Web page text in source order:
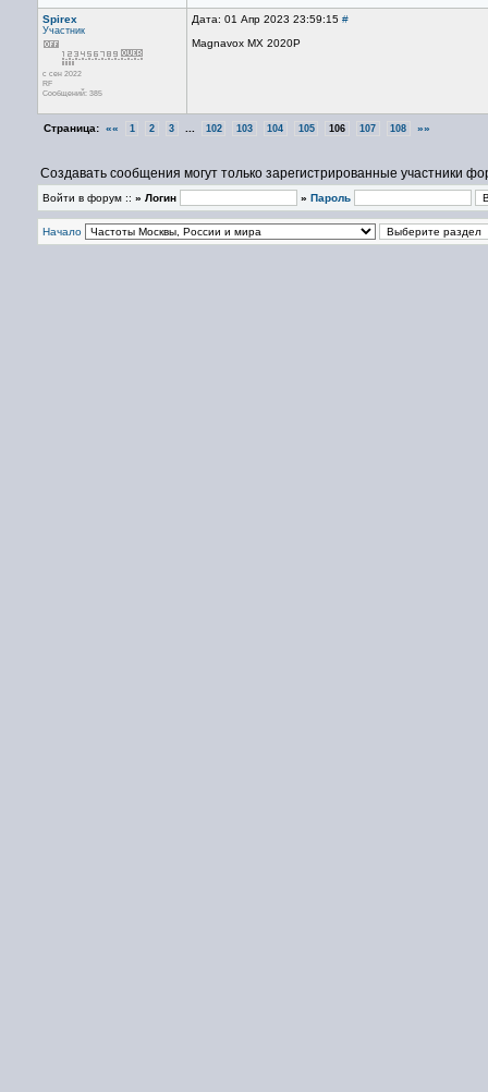
Spirex
Участник
с сен 2022
RF
Сообщений: 385
Дата: 01 Апр 2023 23:59:15 #
Magnavox MX 2020P
Страница: «« 1 2 3 102 103 104 105 106 107 108 »»
Создавать сообщения могут только зарегистрированные участники
Войти в форум :: » Логин » Пароль
Начало